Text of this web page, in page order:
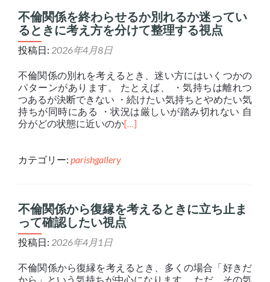
不倫関係を終わらせるか別れるか迷ってい
るときに考え方を分けて整理する視点
投稿日: 2026年4月8日
不倫関係の別れを考えるとき、迷い方にはいくつかの
パターンがあります。 たとえば、 ・気持ちは離れつ
つあるが決断できない ・続けたい気持ちとやめたい気
持ちが同時にある ・状況は厳しいが踏み切れない 自
分がどの状態に近いのか[…]
カテゴリー: parishgallery
不倫関係から復縁を考えるときに立ち止ま
って確認したい視点
投稿日: 2026年4月1日
不倫関係から復縁を考えるとき、多くの場合「好きだ